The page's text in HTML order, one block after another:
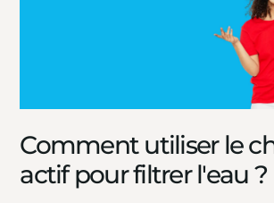
Comment utiliser le
actif pour filtrer l'eau ?